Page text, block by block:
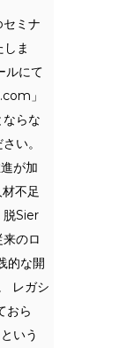
ミナ
ま
ルにて
」
らな
い。
が加
不足
脱Sier
のロ
的な開
レガシ
おら
いう